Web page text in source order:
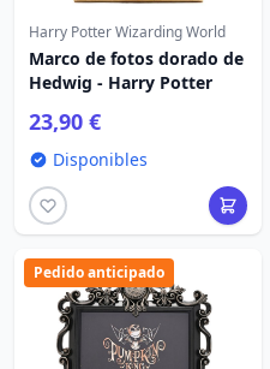
Harry Potter Wizarding World
Marco de fotos dorado de
Hedwig - Harry Potter
23,90 €
Disponibles
Pedido anticipado